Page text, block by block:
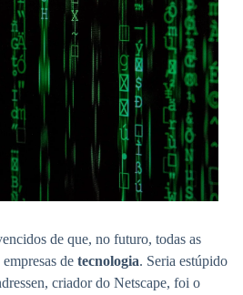
de que, no futuro, todas as
de tecnologia. Seria estúpido
criador do Netscape, foi o